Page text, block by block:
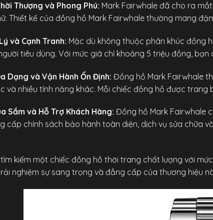
Thượng và Phong Phú: Mark Fairwhale đã cho ra
Thiết kế của đồng hồ Mark Fairwhale thường mang
và Cạnh Tranh: Mặc dù không thuộc phân khúc đồng
tiêu dùng. Với mức giá chỉ khoảng 5 triệu đồng,
Dạng và Vận Hành Ổn Định: Đồng hồ Mark Fairwhale
và nhiều tính năng khác. Mỗi chiếc đồng hồ được
Sắm và Hỗ Trợ Khách Hàng: Đồng hồ Mark Fairwhale
cấp chính sách bảo hành toàn diện, dịch vụ sửa chữa
kiếm một chiếc đồng hồ thời trang chất lượng với
nghiệm sự sang trọng và đẳng cấp của thương hiệu